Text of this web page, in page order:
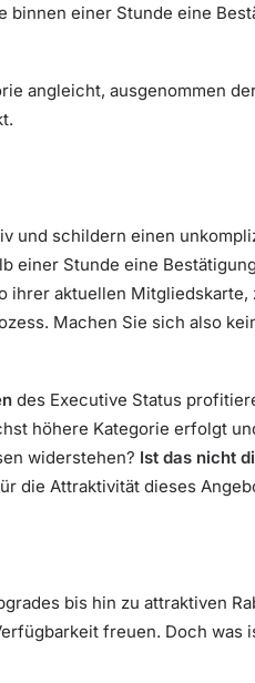
binnen einer Stunde eine
angleicht, ausgenommen
und schildern einen
einer Stunde eine
ihrer aktuellen Mitgliedskarte,
Machen Sie sich also
des Executive Status
höhere Kategorie erfolgt
widerstehen? Ist das nicht
die Attraktivität dieses
bis hin zu attraktiven
freuen. Doch was